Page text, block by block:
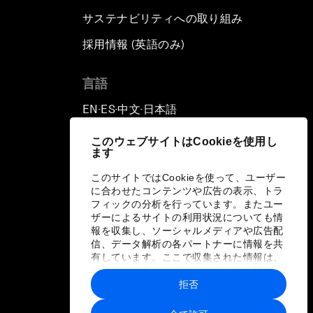
このウェブサイトはCookieを使用し
ます
このサイトではCookieを使って、ユーザー
に合わせたコンテンツや広告の表示、トラ
フィックの分析を行っています。またユー
ザーによるサイトの利用状況についても情
報を収集し、ソーシャルメディアや広告配
信、データ解析の各パートナーに情報を共
有しています。ここで収集された情報は、
ユーザーが各パートナーに提供した他の情
報や各パートナーのサービスを使用した際
に収集された情報と組み合わされ、各パー
トナーによって使用されることがありま
拒否
サステナビリティへの取り組み
採用情報 (英語のみ)
言語
EN ▪ ES▪中文▪ 日本語